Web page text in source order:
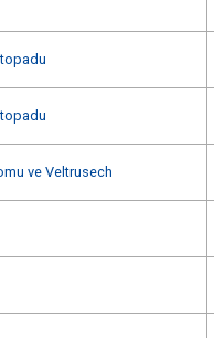
ve Veltrusech